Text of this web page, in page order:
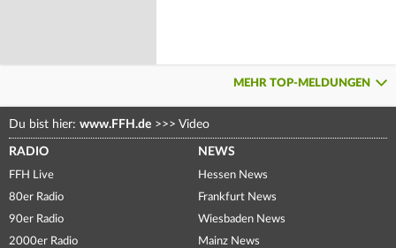
MEHR TOP-MELDUNGEN
Du bist hier: www.FFH.de >>> Video
RADIO
FFH Live
80er Radio
90er Radio
2000er Radio
NEWS
Hessen News
Frankfurt News
Wiesbaden News
Mainz News